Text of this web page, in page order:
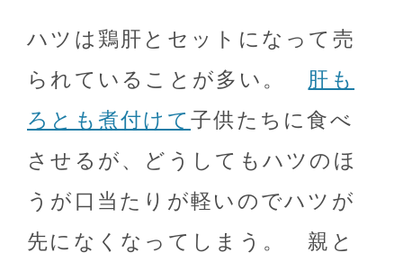
ハツは鶏肝とセットになって売
られていることが多い。 肝も
ろとも煮付けて子供たちに食べ
させるが、どうしてもハツのほ
うが口当たりが軽いのでハツが
先になくなってしまう。 親と